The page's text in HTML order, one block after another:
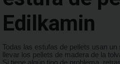
Edilkamin
Todas las estufas de pellets usan
llevar los pellets de madera de la